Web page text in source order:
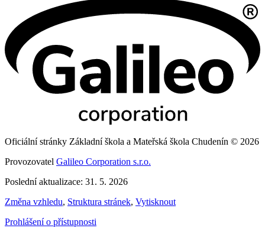
Oficiální stránky Základní škola a Mateřská škola Chudenín © 2026
Provozovatel Galileo Corporation s.r.o.
Poslední aktualizace: 31. 5. 2026
Změna vzhledu, Struktura stránek, Vytisknout
Prohlášení o přístupnosti